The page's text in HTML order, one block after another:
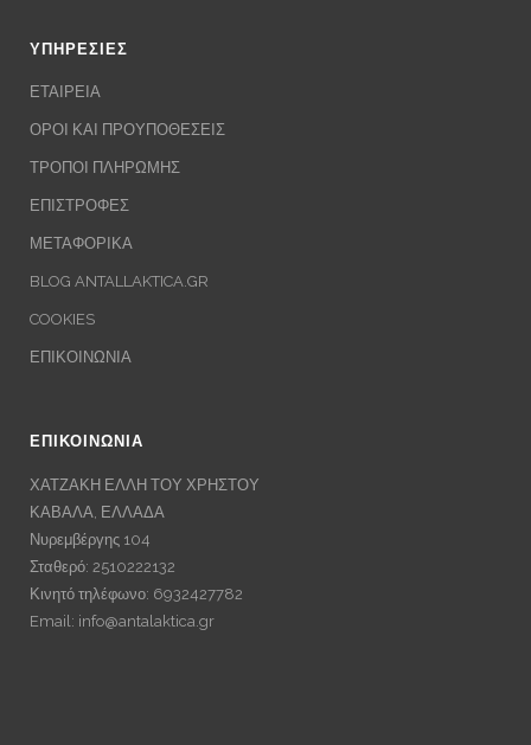
ΥΠΗΡΕΣΙΕΣ
ΕΤΑΙΡΕΙΑ
ΟΡΟΙ ΚΑΙ ΠΡΟΥΠΟΘΕΣΕΙΣ
ΤΡΟΠΟΙ ΠΛΗΡΩΜΗΣ
ΕΠΙΣΤΡΟΦΕΣ
ΜΕΤΑΦΟΡΙΚΑ
BLOG ANTALLAKTICA.GR
COOKIES
ΕΠΙΚΟΙΝΩΝΙΑ
ΕΠΙΚΟΙΝΩΝΙΑ
ΧΑΤΖΑΚΗ ΕΛΛΗ ΤΟΥ ΧΡΗΣΤΟΥ
ΚΑΒΑΛΑ, ΕΛΛΑΔΑ
Νυρεμβέργης 104
Σταθερό: 2510222132
Κινητό τηλέφωνο: 6932427782
Email: info@antalaktica.gr